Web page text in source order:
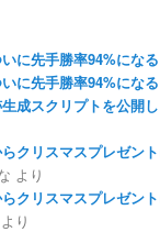
に先手勝率94%になる
に先手勝率94%になる
成スクリプトを公開
クリスマスプレゼン
より
クリスマスプレゼン
より